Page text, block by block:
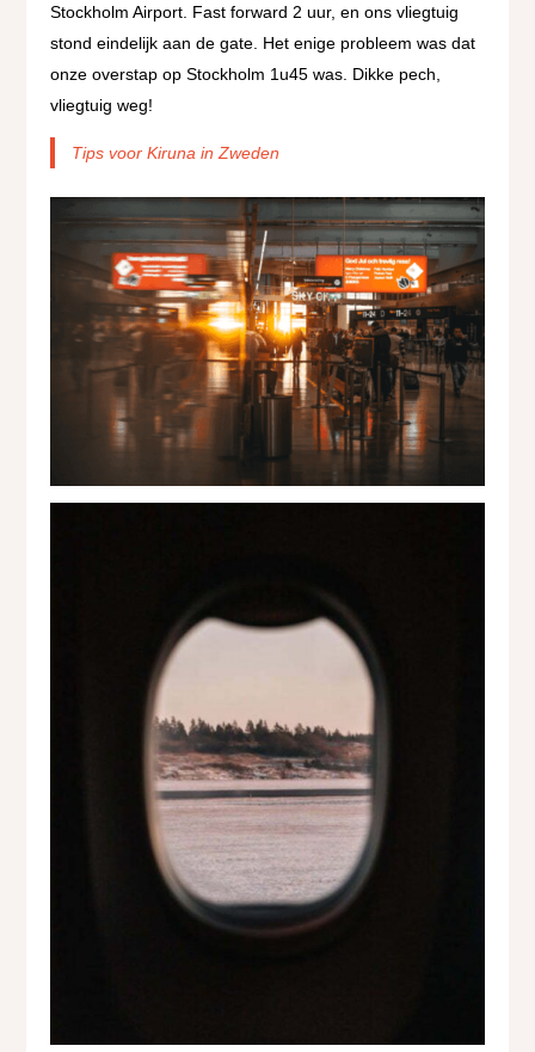
Stockholm Airport. Fast forward 2 uur, en ons vliegtuig
stond eindelijk aan de gate. Het enige probleem was dat
onze overstap op Stockholm 1u45 was. Dikke pech,
vliegtuig weg!
Tips voor Kiruna in Zweden